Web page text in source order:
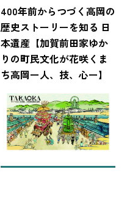
400年前からつづく高岡の
歴史ストーリーを知る 日
本遺産【加賀前田家ゆか
りの町民文化が花咲くま
ち高岡ー人、技、心ー】